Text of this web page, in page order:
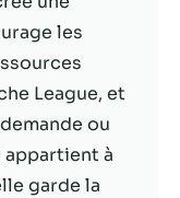
les
League, et
ou
à
garde la
et des